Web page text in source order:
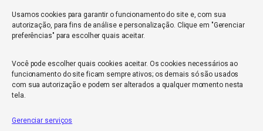
Usamos cookies para garantir o funcionamento do site e, com sua
autorização, para fins de análise e personalização. Clique em "Gerenciar
preferências" para escolher quais aceitar.
Você pode escolher quais cookies aceitar. Os cookies necessários ao
funcionamento do site ficam sempre ativos; os demais só são usados
com sua autorização e podem ser alterados a qualquer momento nesta
tela.
Gerenciar serviços
ENVIAR